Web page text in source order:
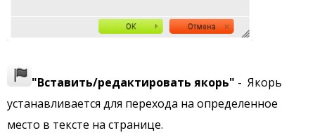
"Вставить/редактировать якорь" - Якорь
устанавливается для перехода на определенное
место в тексте на странице.